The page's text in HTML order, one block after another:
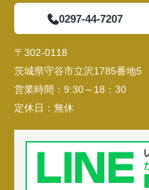
0297-44-7207
〒302-0118
茨城県守谷市立沢1785番地5
営業時間： 9:30～18：30
定休日： 無休